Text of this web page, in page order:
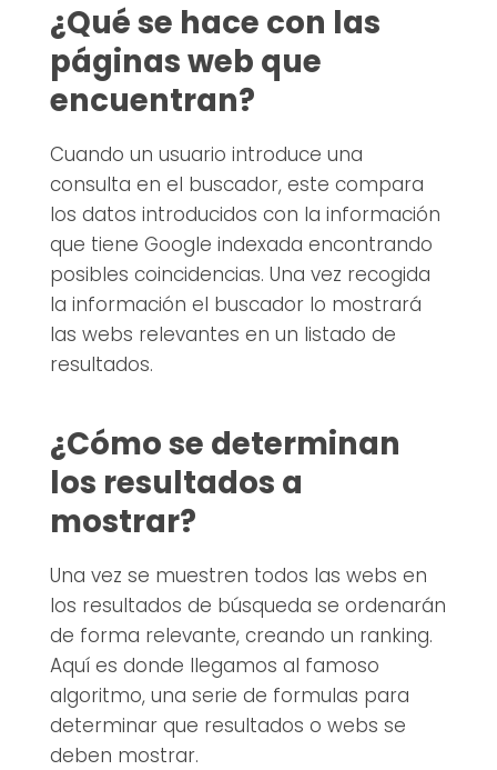
¿Qué se hace con las
páginas web que
encuentran?
Cuando un usuario introduce una
consulta en el buscador, este compara
los datos introducidos con la información
que tiene Google indexada encontrando
posibles coincidencias. Una vez recogida
la información el buscador lo mostrará
las webs relevantes en un listado de
resultados.
¿Cómo se determinan
los resultados a
mostrar?
Una vez se muestren todos las webs en
los resultados de búsqueda se ordenarán
de forma relevante, creando un ranking.
Aquí es donde llegamos al famoso
algoritmo, una serie de formulas para
determinar que resultados o webs se
deben mostrar.